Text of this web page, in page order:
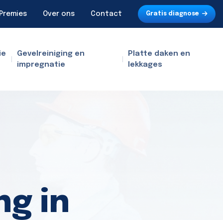
Over ons Contact Gratis diagnose
Gevelreiniging en
impregnatie
Platte daken en
lekkages
in